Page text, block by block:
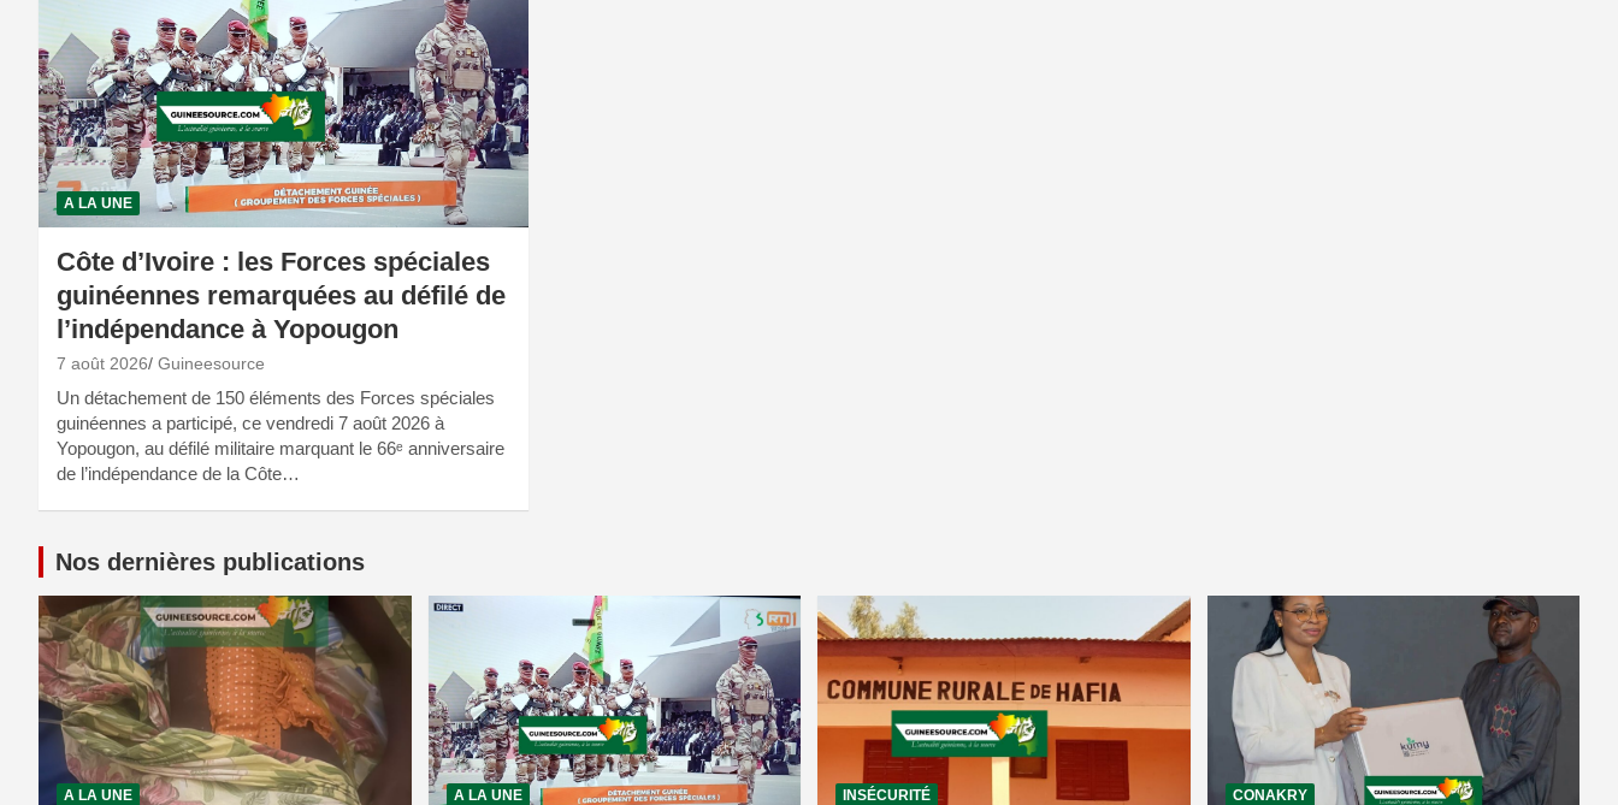
A LA UNE
Côte d’Ivoire : les Forces spéciales
guinéennes remarquées au défilé de
l’indépendance à Yopougon
7 août 2026 Guineesource
Un détachement de 150 éléments des Forces spéciales
guinéennes a participé, ce vendredi 7 août 2026 à
Yopougon, au défilé militaire marquant le 66ᵉ anniversaire
de l’indépendance de la Côte…
Nos dernières publications
A LA UNE A LA UNE INSÉCURITÉ CONAKRY